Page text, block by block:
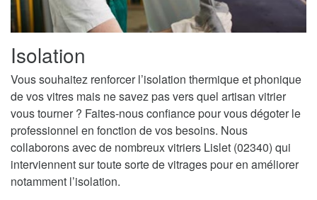
Isolation
Vous souhaitez renforcer l’isolation thermique et phonique
de vos vitres mais ne savez pas vers quel artisan vitrier
vous tourner ? Faites-nous confiance pour vous dégoter le
professionnel en fonction de vos besoins. Nous
collaborons avec de nombreux vitriers Lislet (02340) qui
interviennent sur toute sorte de vitrages pour en améliorer
notamment l’isolation.